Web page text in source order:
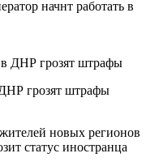
начнт работать в
грозят штрафы